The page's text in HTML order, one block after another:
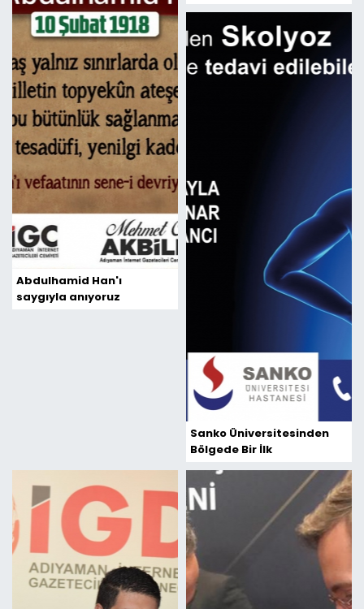
Abdulhamid Han'ı
saygıyla anıyoruz
Sanko Üniversitesinden
Bölgede Bir İlk